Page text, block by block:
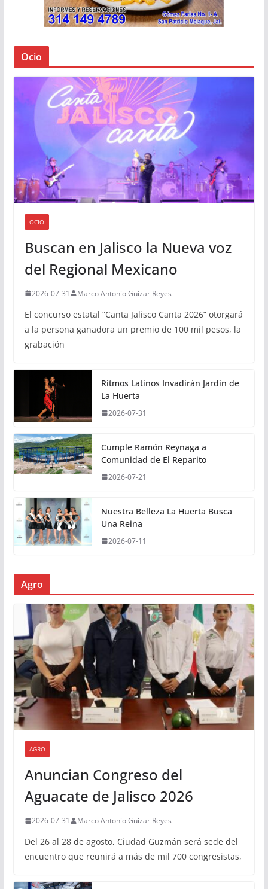
Ocio
OCIO
Buscan en Jalisco la Nueva voz
del Regional Mexicano
2026-07-31 Marco Antonio Guizar Reyes
El concurso estatal “Canta Jalisco Canta 2026” otorgará
a la persona ganadora un premio de 100 mil pesos, la
grabación
Ritmos Latinos Invadirán Jardín de
La Huerta
2026-07-31
Cumple Ramón Reynaga a
Comunidad de El Reparito
2026-07-21
Nuestra Belleza La Huerta Busca
Una Reina
2026-07-11
Agro
AGRO
Anuncian Congreso del
Aguacate de Jalisco 2026
2026-07-31 Marco Antonio Guizar Reyes
Del 26 al 28 de agosto, Ciudad Guzmán será sede del
encuentro que reunirá a más de mil 700 congresistas,